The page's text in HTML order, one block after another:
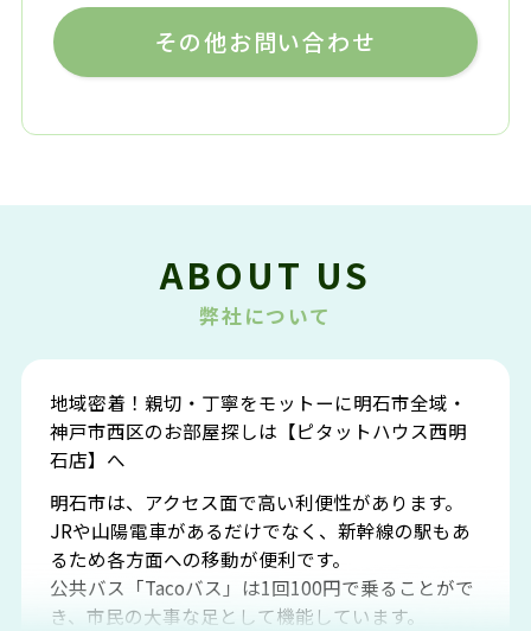
その他お問い合わせ
ABOUT US
弊社について
地域密着！親切・丁寧をモットーに明石市全域・
神戸市西区のお部屋探しは【ピタットハウス西明
石店】へ
明石市は、アクセス面で高い利便性があります。
JRや山陽電車があるだけでなく、新幹線の駅もあ
るため各方面への移動が便利です。
公共バス「Tacoバス」は1回100円で乗ることがで
き、市民の大事な足として機能しています。